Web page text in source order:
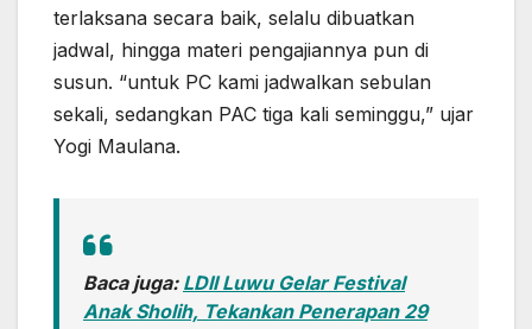
terlaksana secara baik, selalu dibuatkan
jadwal, hingga materi pengajiannya pun di
susun. “untuk PC kami jadwalkan sebulan
sekali, sedangkan PAC tiga kali seminggu,” ujar
Yogi Maulana.
Baca juga: LDII Luwu Gelar Festival
Anak Sholih, Tekankan Penerapan 29